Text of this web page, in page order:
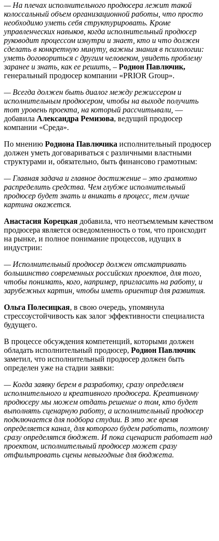
—На плечах исполнительного продюсера лежит такой
колоссальный объем организационной работы, что просто
необходимо уметь себя структурировать. Кроме
управленческих навыков, когда исполнительный продюсер
руководит процессом изнутри и знает, кто и что должен
сделать в конкретную минуту, важны знания в психологии:
уметь договориться с другим человеком, увидеть проблему
заранее и знать, как ее решить, – Родион Павлючик,
генеральный продюсер компании «PRIOR Group».
—Всегда должен быть диалог между режиссером и
исполнительным продюсером, чтобы на выходе получить
тот уровень проекта, на который рассчитывали, —
добавила Александра Ремизова, ведущий продюсер
компании «Среда».
По мнению Родиона Павлючика исполнительный продюсер
должен уметь договариваться с различными властными
структурами и, обязательно, быть финансово грамотным:
—Главная задача и главное достижение – это грамотно
распределить средства. Чем глубже исполнительный
продюсер будет знать и вникать в процесс, тем лучше
картина окажется.
Анастасия Корецкая добавила, что неотъемлемым качеством
продюсера является осведомленность о том, что происходит
на рынке, и полное понимание процессов, идущих в
индустрии:
—Исполнительный продюсер должен отсматривать
большинство современных российских проектов, для того,
чтобы понимать, кого, например, пригласить на работу, и
зарубежных картин, чтобы иметь ориентир для развития.
Ольга Полесицкая, в свою очередь, упомянула
стрессоустойчивость как залог эффективности специалиста
будущего.
В процессе обсуждения компетенций, которыми должен
обладать исполнительный продюсер, Родион Павлючик
заметил, что исполнительный продюсер должен быть
определен уже на стадии заявки:
—Когда заявку берем в разработку, сразу определяем
исполнительного и креативного продюсера. Креативному
продюсеру мы можем отдать решение о том, кто будет
выполнять сценарную работу, а исполнительный продюсер
подключается для подбора студии. В это же время
определяется канал, для которого будем работать, поэтому
сразу определятся бюджет. И пока сценарист работает над
проектом, исполнительный продюсер может сразу
отфильтровать сцены невыгодные для бюджета.